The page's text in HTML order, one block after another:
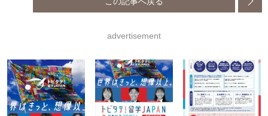
advertisement